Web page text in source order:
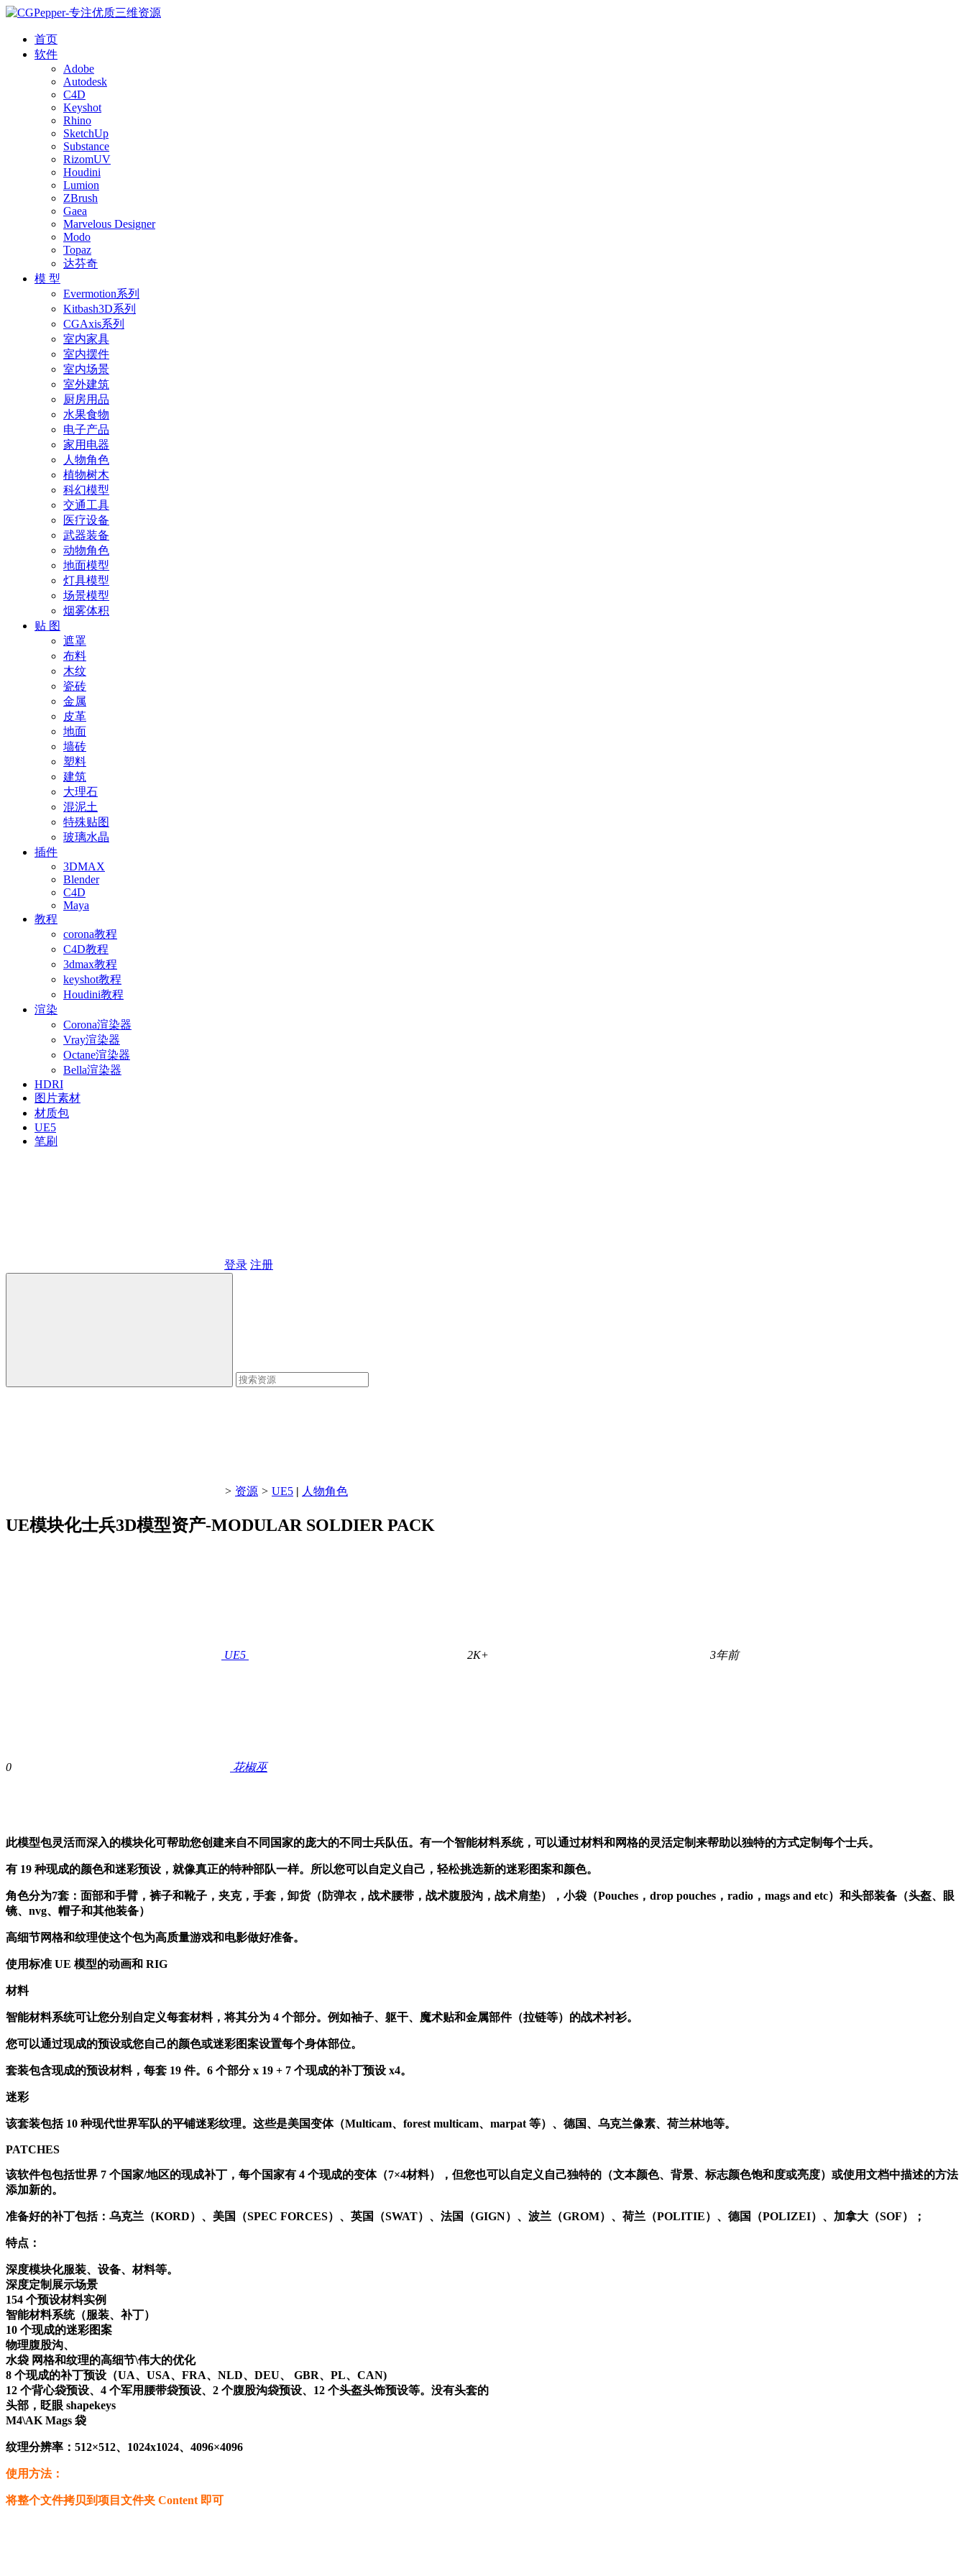
首页
软件
Adobe
Autodesk
C4D
Keyshot
Rhino
SketchUp
Substance
RizomUV
Houdini
Lumion
ZBrush
Gaea
Marvelous Designer
Modo
Topaz
达芬奇
模 型
Evermotion系列
Kitbash3D系列
CGAxis系列
室内家具
室内摆件
室内场景
室外建筑
厨房用品
水果食物
电子产品
家用电器
人物角色
植物树木
科幻模型
交通工具
医疗设备
武器装备
动物角色
地面模型
灯具模型
场景模型
烟雾体积
贴 图
遮罩
布料
木纹
瓷砖
金属
皮革
地面
墙砖
塑料
建筑
大理石
混泥土
特殊贴图
玻璃水晶
插件
3DMAX
Blender
C4D
Maya
教程
corona教程
C4D教程
3dmax教程
keyshot教程
Houdini教程
渲染
Corona渲染器
Vray渲染器
Octane渲染器
Bella渲染器
HDRI
图片素材
材质包
UE5
笔刷
登录 注册
> 资源 > UE5 | 人物角色
UE模块化士兵3D模型资产-MODULAR SOLDIER PACK
UE5 2K+ 3年前
0 花椒巫
此模型包灵活而深入的模块化可帮助您创建来自不同国家的庞大的不同士兵队伍。有一个智能材料系统，可以通过材料和网格的灵活定制来帮助以独特的方式定制每个士兵。
有 19 种现成的颜色和迷彩预设，就像真正的特种部队一样。所以您可以自定义自己，轻松挑选新的迷彩图案和颜色。
角色分为7套：面部和手臂，裤子和靴子，夹克，手套，卸货（​​防弹衣，战术腰带，战术腹股沟，战术肩垫），小袋（Pouches，drop pouches，radio，mags and etc）和头部装备（头盔、眼
镜、nvg、帽子和其他装备）
高细节网格和纹理使这个包为高质量游戏和电影做好准备。
使用标准 UE 模型的动画和 RIG
材料
智能材料系统可让您分别自定义每套材料，将其分为 4 个部分。例如袖子、躯干、魔术贴和金属部件（拉链等）的战术衬衫。
您可以通过现成的预设或您自己的颜色或迷彩图案设置每个身体部位。
套装包含现成的预设材料，每套 19 件。6 个部分 x 19 + 7 个现成的补丁预设 x4。
迷彩
该套装包括 10 种现代世界军队的平铺迷彩纹理。这些是美国变体（Multicam、forest multicam、marpat 等）、德国、乌克兰像素、荷兰林地等。
PATCHES
该软件包包括世界 7 个国家/地区的现成补丁，每个国家有 4 个现成的变体（7×4材料），但您也可以自定义自己独特的（文本颜色、背景、标志颜色饱和度或亮度）或使用文档中描述的方法
添加新的。
准备好的补丁包括：乌克兰（KORD）、美国（SPEC FORCES）、英国（SWAT）、法国（GIGN）、波兰（GROM）、荷兰（POLITIE）、德国（POLIZEI）、加拿大（SOF）；
特点：
深度模块化服装、设备、材料等。
深度定制展示场景
154 个预设材料实例
智能材料系统（服装、补丁）
10 个现成的迷彩图案
物理腹股沟、
水袋 网格和纹理的高细节\伟大的优化
8 个现成的补丁预设（UA、USA、FRA、NLD、DEU、 GBR、PL、СAN)
12 个背心袋预设、4 个军用腰带袋预设、2 个腹股沟袋预设、12 个头盔头饰预设等。没有头套的
头部，眨眼 shapekeys
M4\AK Mags 袋
纹理分辨率：512×512、1024х1024、4096×4096
使用方法：
将整个文件拷贝到项目文件夹 Content 即可